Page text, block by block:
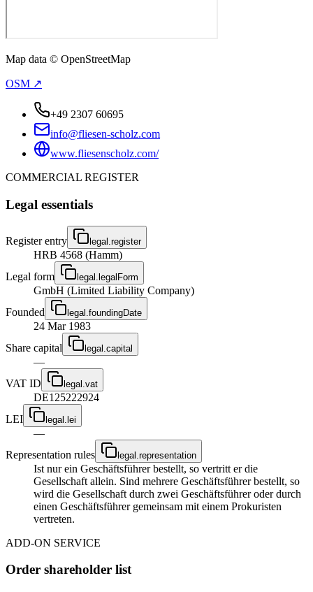
Map data © OpenStreetMap
OSM ↗
+49 2307 60695
info@fliesen-scholz.com
www.fliesenscholz.com/
COMMERCIAL REGISTER
Legal essentials
Register entry legal.register
HRB 4568 (Hamm)
Legal form
legal.legalForm
GmbH (Limited Liability Company)
Founded
legal.foundingDate
24 Mar 1983
Share capital
legal.capital
—
VAT ID
legal.vat
DE125222924
LEI
legal.lei
—
Representation rules
legal.representation
Ist nur ein Geschäftsführer bestellt, so vertritt er die
Gesellschaft allein. Sind mehrere Geschäftsführer bestellt, so
wird die Gesellschaft durch zwei Geschäftsführer oder durch
einen Geschäftsführer gemeinsam mit einem Prokuristen
vertreten.
ADD-ON SERVICE
Order shareholder list